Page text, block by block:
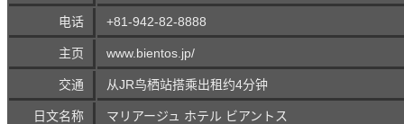
电话 +81-942-82-8888
主页 www.bientos.jp/
交通 从JR鸟栖站搭乘出租约4分钟
日文名称 マリアージュ ホテル ビアントス